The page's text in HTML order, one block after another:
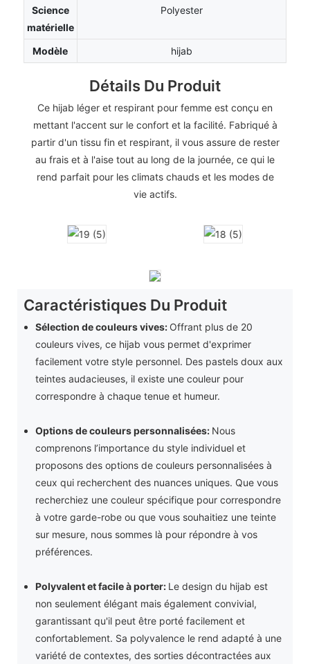
Science
matérielle
Polyester
Modèle hijab
Détails Du Produit
Ce hijab léger et respirant pour femme est conçu en
mettant l'accent sur le confort et la facilité. Fabriqué à
partir d'un tissu fin et respirant, il vous assure de rester
au frais et à l'aise tout au long de la journée, ce qui le
rend parfait pour les climats chauds et les modes de
vie actifs.
Caractéristiques Du Produit
Sélection de couleurs vives: Offrant plus de 20
couleurs vives, ce hijab vous permet d'exprimer
facilement votre style personnel. Des pastels doux aux
teintes audacieuses, il existe une couleur pour
correspondre à chaque tenue et humeur.
Options de couleurs personnalisées: Nous
comprenons l’importance du style individuel et
proposons des options de couleurs personnalisées à
ceux qui recherchent des nuances uniques. Que vous
recherchiez une couleur spécifique pour correspondre
à votre garde-robe ou que vous souhaitiez une teinte
sur mesure, nous sommes là pour répondre à vos
préférences.
Polyvalent et facile à porter: Le design du hijab est
non seulement élégant mais également convivial,
garantissant qu'il peut être porté facilement et
confortablement. Sa polyvalence le rend adapté à une
variété de contextes, des sorties décontractées aux